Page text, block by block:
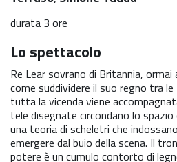
durata 3 ore
Lo spettacolo
Re Lear sovrano di Britannia, ormai
come suddividere il suo regno tra
tutta la vicenda viene
tele disegnate circondano lo spazio
una teoria di scheletri che
emergere dal buio della scena. Il
potere è un cumulo contorto di